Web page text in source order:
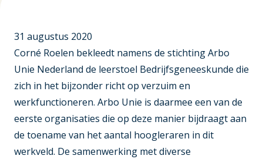
31 augustus 2020
Corné Roelen bekleedt namens de stichting Arbo
Unie Nederland de leerstoel Bedrijfsgeneeskunde die
zich in het bijzonder richt op verzuim en
werkfunctioneren. Arbo Unie is daarmee een van de
eerste organisaties die op deze manier bijdraagt aan
de toename van het aantal hoogleraren in dit
werkveld. De samenwerking met diverse